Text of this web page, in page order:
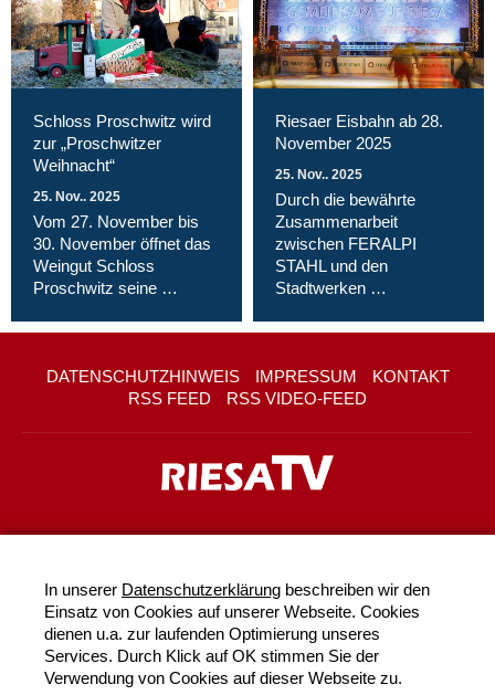
Schloss Proschwitz wird
zur „Proschwitzer
Weihnacht“
25. Nov.. 2025
Vom 27. November bis
30. November öffnet das
Weingut Schloss
Proschwitz seine …
Riesaer Eisbahn ab 28.
November 2025
25. Nov.. 2025
Durch die bewährte
Zusammenarbeit
zwischen FERALPI
STAHL und den
Stadtwerken …
DATENSCHUTZHINWEIS IMPRESSUM
KONTAKT
RSS FEED
RSS VIDEO-FEED
In unserer Datenschutzerklärung beschreiben wir den
Einsatz von Cookies auf unserer Webseite. Cookies
dienen u.a. zur laufenden Optimierung unseres
Services. Durch Klick auf OK stimmen Sie der
Verwendung von Cookies auf dieser Webseite zu.